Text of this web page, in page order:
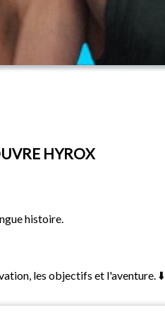
HYROX
histoire.
les objectifs et l'aventure. ⬇️